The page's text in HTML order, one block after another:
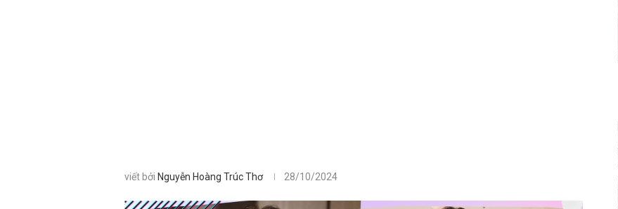
viết bởi Nguyễn Hoàng Trúc Thơ 28/10/2024